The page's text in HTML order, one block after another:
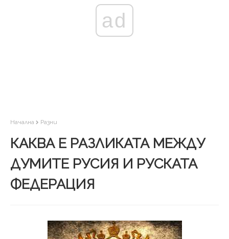
ad
Начална Разни
КАКВА Е РАЗЛИКАТА МЕЖДУ
ДУМИТЕ РУСИЯ И РУСКАТА
ФЕДЕРАЦИЯ